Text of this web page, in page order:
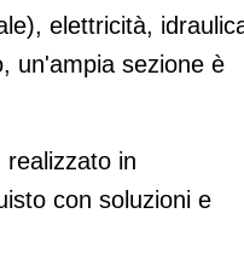
elettricità,
un'ampia sezione è
in
con soluzioni e